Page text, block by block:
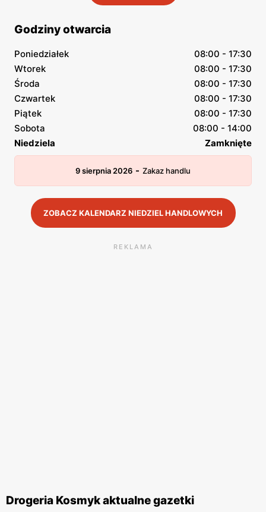
Godziny otwarcia
Poniedziałek
08:00 - 17:30
Wtorek
08:00 - 17:30
Środa
08:00 - 17:30
Czwartek
08:00 - 17:30
Piątek
08:00 - 17:30
Sobota
08:00 - 14:00
Niedziela
Zamknięte
9 sierpnia 2026 - Zakaz handlu
ZOBACZ KALENDARZ NIEDZIEL HANDLOWYCH
REKLAMA
Drogeria Kosmyk aktualne gazetki